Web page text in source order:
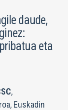
daude,
eta
,
Euskadin